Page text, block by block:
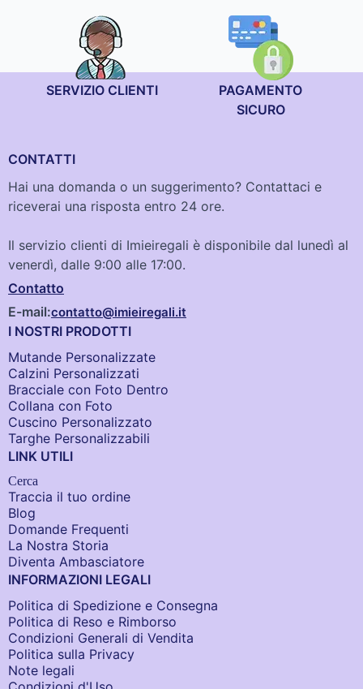
SERVIZIO CLIENTI
PAGAMENTO
SICURO
CONTATTI
Hai una domanda o un suggerimento? Contattaci e
riceverai una risposta entro 24 ore.
Il servizio clienti di Imieiregali è disponibile dal lunedì al
venerdì, dalle 9:00 alle 17:00.
Contatto
E-mail:contatto@imieiregali.it
I NOSTRI PRODOTTI
Mutande Personalizzate
Calzini Personalizzati
Bracciale con Foto Dentro​
Collana con Foto
Cuscino Personalizzato
Targhe Personalizzabili
LINK UTILI
Cerca
Traccia il tuo ordine
Blog
Domande Frequenti
La Nostra Storia
Diventa Ambasciatore
INFORMAZIONI LEGALI
Politica di Spedizione e Consegna
Politica di Reso e Rimborso
Condizioni Generali di Vendita
Politica sulla Privacy
Note legali